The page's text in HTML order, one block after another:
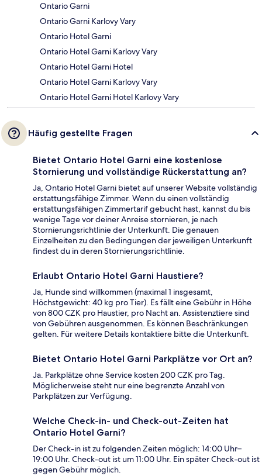
Ontario Garni
Ontario Garni Karlovy Vary
Ontario Hotel Garni
Ontario Hotel Garni Karlovy Vary
Ontario Hotel Garni Hotel
Ontario Hotel Garni Karlovy Vary
Ontario Hotel Garni Hotel Karlovy Vary
Häufig gestellte Fragen
Bietet Ontario Hotel Garni eine kostenlose
Stornierung und vollständige Rückerstattung an?
Ja, Ontario Hotel Garni bietet auf unserer Website vollständig
erstattungsfähige Zimmer. Wenn du einen vollständig
erstattungsfähigen Zimmertarif gebucht hast, kannst du bis
wenige Tage vor deiner Anreise stornieren, je nach
Stornierungsrichtlinie der Unterkunft. Die genauen
Einzelheiten zu den Bedingungen der jeweiligen Unterkunft
findest du in deren Stornierungsrichtlinie.
Erlaubt Ontario Hotel Garni Haustiere?
Ja, Hunde sind willkommen (maximal 1 insgesamt,
Höchstgewicht: 40 kg pro Tier). Es fällt eine Gebühr in Höhe
von 800 CZK pro Haustier, pro Nacht an. Assistenztiere sind
von Gebühren ausgenommen. Es können Beschränkungen
gelten. Für weitere Details kontaktiere bitte die Unterkunft.
Bietet Ontario Hotel Garni Parkplätze vor Ort an?
Ja. Parkplätze ohne Service kosten 200 CZK pro Tag.
Möglicherweise steht nur eine begrenzte Anzahl von
Parkplätzen zur Verfügung.
Welche Check-in- und Check-out-Zeiten hat
Ontario Hotel Garni?
Der Check-in ist zu folgenden Zeiten möglich: 14:00 Uhr–
19:00 Uhr. Check-out ist um 11:00 Uhr. Ein später Check-out ist
gegen Gebühr möglich.